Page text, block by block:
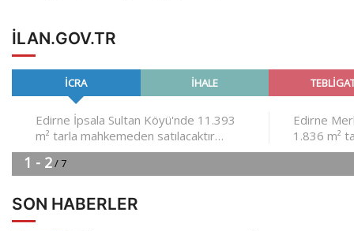
ILAN.GOV.TR
SON HABERLER